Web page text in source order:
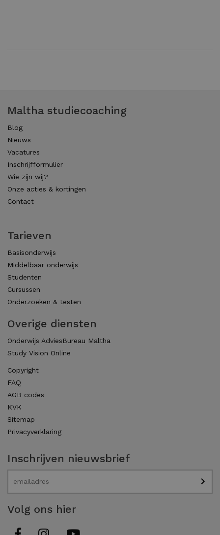
Maltha studiecoaching
Blog
Nieuws
Vacatures
Inschrijfformulier
Wie zijn wij?
Onze acties & kortingen
Contact
Tarieven
Basisonderwijs
Middelbaar onderwijs
Studenten
Cursussen
Onderzoeken & testen
Overige diensten
Onderwijs AdviesBureau Maltha
Study Vision Online
Copyright
FAQ
AGB codes
KVK
Sitemap
Privacyverklaring
Inschrijven nieuwsbrief
Volg ons hier